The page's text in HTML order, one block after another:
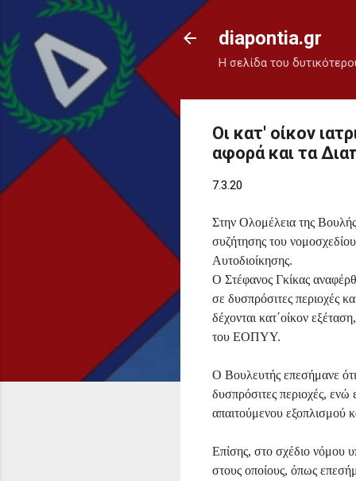
diapontia.gr
Η σελίδα του
Οι κατ' οίκον
αφορά και τα
7.3.20
Στην Ολομέλεια της
συζήτησης του
Αυτοδιοίκησης.
Ο Στέφανος Γκίκας
σε δυσπρόσιτες περιοχές
δέχονται κατ΄οίκον
του ΕΟΠΥΥ.
Ο Βουλευτής επεσήμανε
δυσπρόσιτες περιοχές,
απαιτούμενου εξοπλισμού
Επίσης, στο σχέδιο νόμου
στους οποίους, όπως